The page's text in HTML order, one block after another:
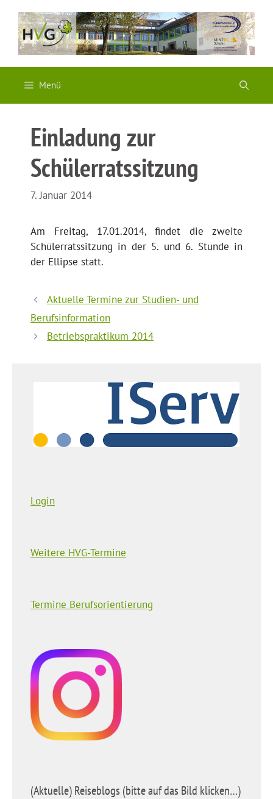
Inhalt
springen
Menü
Einladung zur
Schülerratssitzung
7. Januar 2014
Am Freitag, 17.01.2014, findet die zweite
Schülerratssitzung in der 5. und 6. Stunde in
der Ellipse statt.
Aktuelle Termine zur Studien- und
Berufsinformation
Betriebspraktikum 2014
Login
Weitere HVG-Termine
Termine Berufsorientierung
(Aktuelle) Reiseblogs (bitte auf das Bild klicken…)